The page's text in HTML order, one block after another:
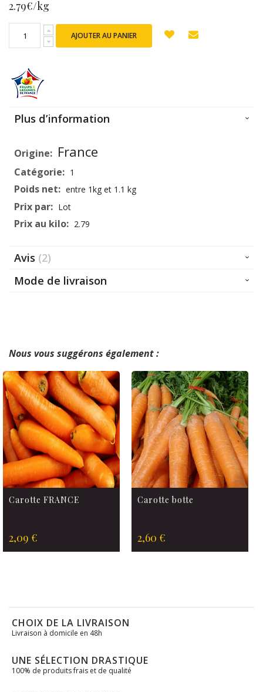
2.79€/kg
AJOUTER AU PANIER
Plus d’information
Plus
d’informationFrance
1
entre 1kg et 1.1 kg
Lot
2.79
Avis 2
Mode de livraison
Nous vous suggérons également :
Carotte FRANCE
2,09 €
Carotte botte
2,60 €
CHOIX DE LA LIVRAISON
Livraison à domicile en 48h
UNE SÉLECTION DRASTIQUE
100% de produits frais et de qualité